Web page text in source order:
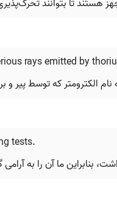
rays emitted by
نام الکترومتر که توسط پیر
tests.
بنابراین ما آن را به